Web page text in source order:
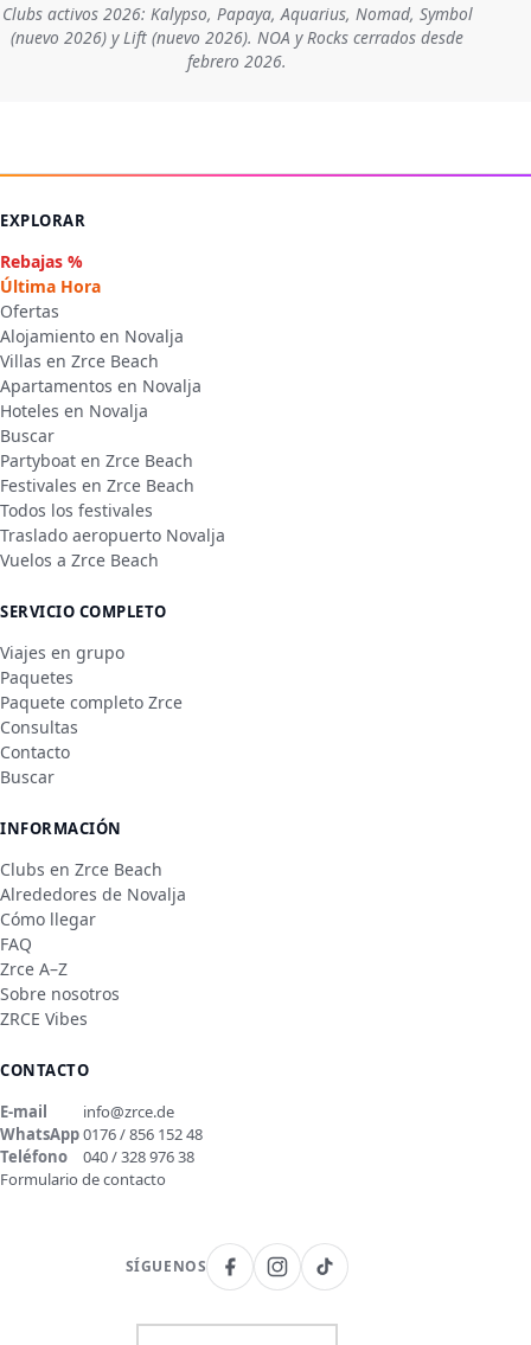
Clubs activos 2026: Kalypso, Papaya, Aquarius, Nomad, Symbol
(nuevo 2026) y Lift (nuevo 2026). NOA y Rocks cerrados desde
febrero 2026.
EXPLORAR
Rebajas %
Última Hora
Ofertas
Alojamiento en Novalja
Villas en Zrce Beach
Apartamentos en Novalja
Hoteles en Novalja
Buscar
Partyboat en Zrce Beach
Festivales en Zrce Beach
Todos los festivales
Traslado aeropuerto Novalja
Vuelos a Zrce Beach
SERVICIO COMPLETO
Viajes en grupo
Paquetes
Paquete completo Zrce
Consultas
Contacto
Buscar
INFORMACIÓN
Clubs en Zrce Beach
Alrededores de Novalja
Cómo llegar
FAQ
Zrce A–Z
Sobre nosotros
ZRCE Vibes
CONTACTO
E-mail
info@zrce.de
WhatsApp0176 / 856 152 48
Teléfono
040 / 328 976 38
Formulario de contacto
SÍGUENOS